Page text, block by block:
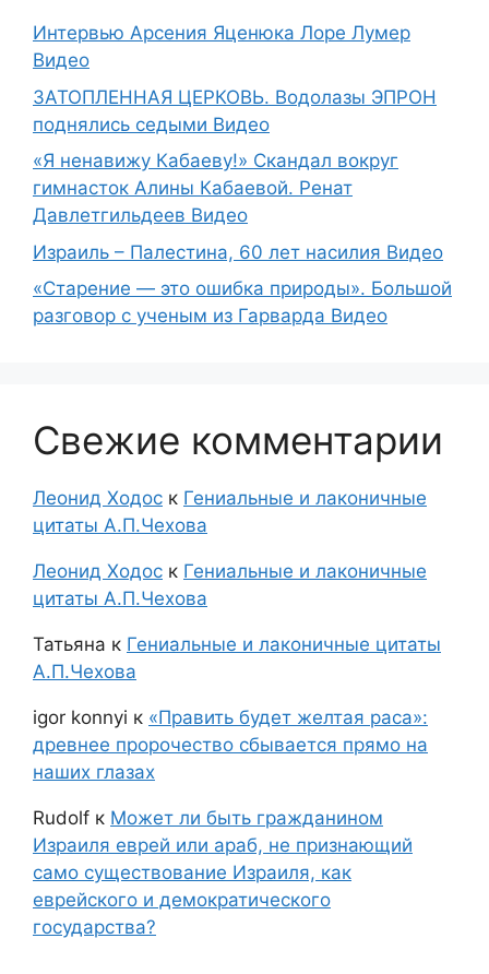
Интервью Арсения Яценюка Лоре Лумер
Видео
ЗАТОПЛЕННАЯ ЦЕРКОВЬ. Водолазы ЭПРОН
поднялись седыми Видео
«Я ненавижу Кабаеву!» Скандал вокруг
гимнасток Алины Кабаевой. Ренат
Давлетгильдеев Видео
Израиль – Палестина, 60 лет насилия Видео
«Старение — это ошибка природы». Большой
разговор с ученым из Гарварда Видео
Свежие комментарии
Леонид Ходос к Гениальные и лаконичные
цитаты А.П.Чехова
Леонид Ходос к Гениальные и лаконичные
цитаты А.П.Чехова
Татьяна к Гениальные и лаконичные цитаты
А.П.Чехова
igor konnyi к «Править будет желтая раса»:
древнее пророчество сбывается прямо на
наших глазах
Rudolf к Может ли быть гражданином
Израиля еврей или араб, не признающий
само существование Израиля, как
еврейского и демократического
государства?